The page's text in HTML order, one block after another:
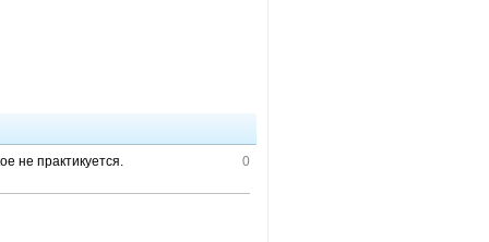
0
не практикуется.